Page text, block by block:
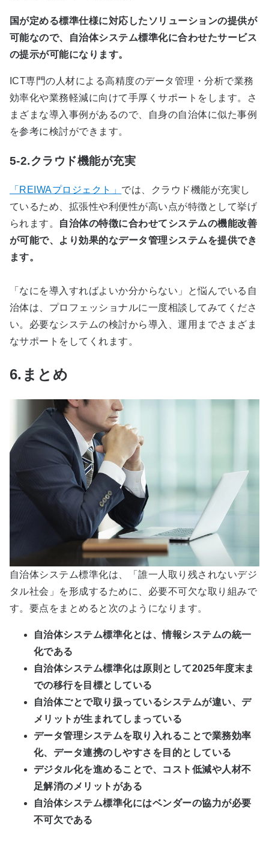
国が定める標準仕様に対応したソリューションの提供が
可能なので、自治体システム標準化に合わせたサービス
の提示が可能になります。
ICT専門の人材による高精度のデータ管理・分析で業務
効率化や業務軽減に向けて手厚くサポートをします。さ
まざまな導入事例があるので、自身の自治体に似た事例
を参考に検討ができます。
5-2.クラウド機能が充実
「REIWAプロジェクト」 では、クラウド機能が充実し
ているため、拡張性や利便性が高い点が特徴として挙げ
られます。 自治体の特徴に合わせてシステムの機能改善
が可能で、より効果的なデータ管理システムを提供でき
ます。
「なにを導入すればよいか分からない」と悩んでいる自
治体は、プロフェッショナルに一度相談してみてくださ
い。必要なシステムの検討から導入、運用までさまざま
なサポートをしてくれます。
6.まとめ
自治体システム標準化は、「誰一人取り残されないデジ
タル社会」を形成するために、必要不可欠な取り組みで
す。要点をまとめると次のようになります。
自治体システム標準化とは、情報システムの統一
化である
自治体システム標準化は原則として2025年度末ま
での移行を目標としている
自治体ごとで取り扱っているシステムが違い、デ
メリットが生まれてしまっている
データ管理システムを取り入れることで業務効率
化、データ連携のしやすさを目的としている
デジタル化を進めることで、コスト低減や人材不
足解消のメリットがある
自治体システム標準化にはベンダーの協力が必要
不可欠である